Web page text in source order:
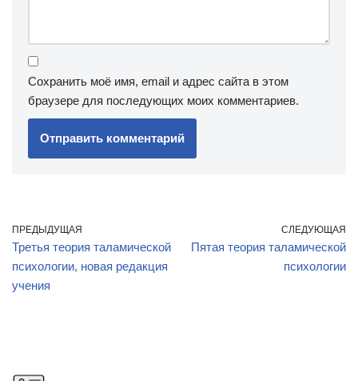
Сохранить моё имя, email и адрес сайта в этом
браузере для последующих моих комментариев.
ПРЕДЫДУЩАЯ
Третья теория таламической
психологии, новая редакция
учения
СЛЕДУЮЩАЯ
Пятая теория таламической
психологии